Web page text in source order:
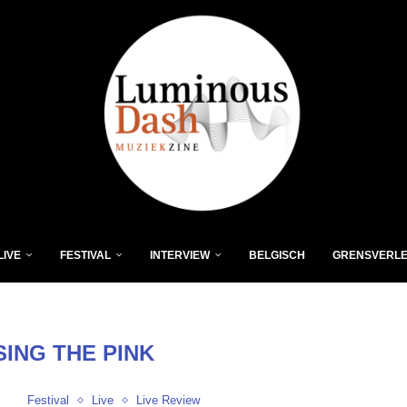
FESTIVAL INTERVIEW BELGISCH
THE PINK
Festival Live Live Review